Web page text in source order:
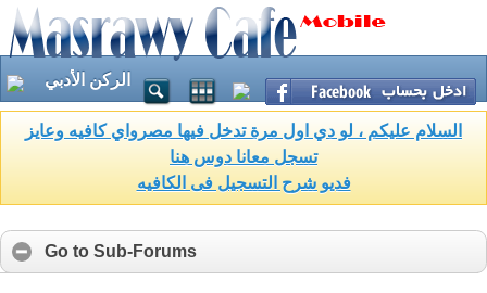
الركن الأدبي
السلام عليكم ، لو دي اول مرة تدخل فيها مصرواي كافيه وعايز
تسجل معانا دوس هنا
فديو شرح التسجيل فى الكافيه
Go to Sub-Forums